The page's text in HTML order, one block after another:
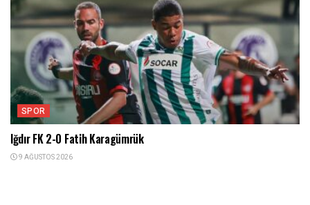
SPOR
Iğdır FK 2-0 Fatih Karagümrük
9 AĞUSTOS 2026